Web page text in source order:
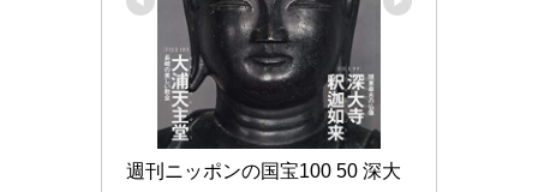
週刊ニッポンの国宝100 50 深大